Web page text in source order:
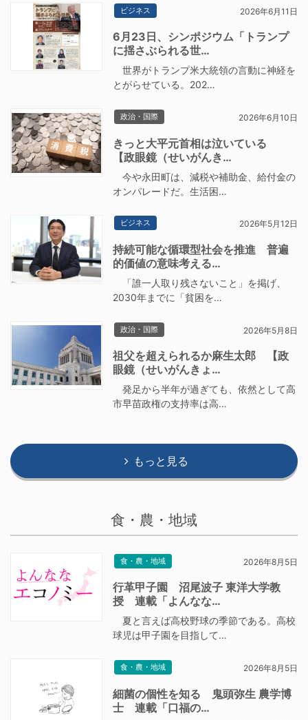
ビジネス 2026年6月11日
6月23日、シンポジウム「トランプ
に揺さぶられる世…
世界がトランプ米大統領の言動に神経を
とがらせている。202…
政治・国際 2026年6月10日
きっと大平元首相は泣いている
【政眼鏡（せいがんき…
今や永田町は、減税や補助金、給付金の
オンパレードだ。生活困…
ビジネス 2026年5月12日
持続可能な循環型社会を推進 普遍
的価値の意味考える…
「誰一人取り残さないこと」を掲げ、
2030年までに「貧困を…
政治・国際 2026年5月8日
祖父を超えられるか麻生太郎 【政
眼鏡（せいがんきょ…
発足から半年が過ぎても、依然として高
市早苗政権の支持率は高…
もっと見る
食・農・地域
食・農・地域 2026年8月5日
行革甲子園 沼尾波子 東洋大学教
授 連載「よんなな…
夏と言えば高校野球の季節である。高校
球児は甲子園を目指して…
食・農・地域 2026年8月5日
細菌の個性を知る 鬼頭弥生 農学博
士 連載「口福の…